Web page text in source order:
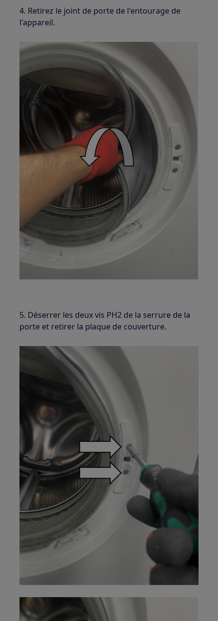
4. Retirez le joint de porte de l'entourage de
l'appareil.
5. Déserrer les deux vis PH2 de la serrure de la
porte et retirer la plaque de couverture.